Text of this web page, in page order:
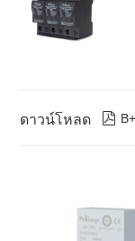
ดาวน์โหลด 